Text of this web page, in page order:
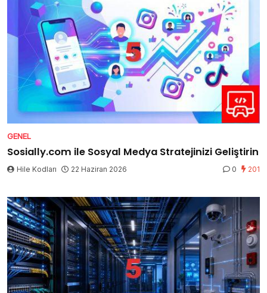
GENEL
Sosially.com ile Sosyal Medya Stratejinizi Geliştirin
Hile Kodları 22 Haziran 2026 0 201